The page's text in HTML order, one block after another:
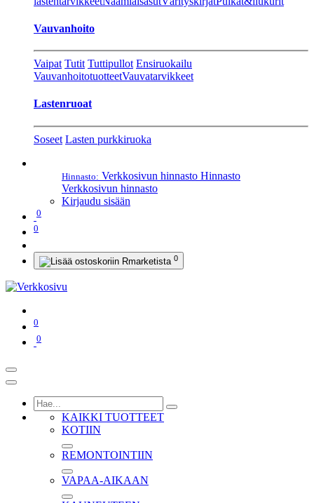
Vauvanhoito
Vaipat Tutit Tuttipullot Ensiruokailu
VauvanhoitotuotteetVauvatarvikkeet
Lastenruoat
Soseet Lasten purkkiruoka
Hinnasto: Verkkosivun hinnasto Hinnasto
Verkkosivun hinnasto
Kirjaudu sisään
0
0
0
0
0
KAIKKI TUOTTEET
KOTIIN
REMONTOINTIIN
VAPAA-AIKAAN